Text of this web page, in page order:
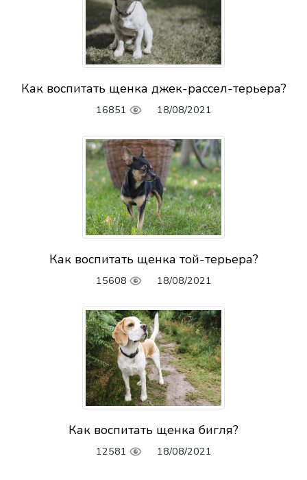
Как воспитать щенка джек-рассел-терьера?
16851 18/08/2021
Как воспитать щенка той-терьера?
15608 18/08/2021
Как воспитать щенка бигля?
12581 18/08/2021